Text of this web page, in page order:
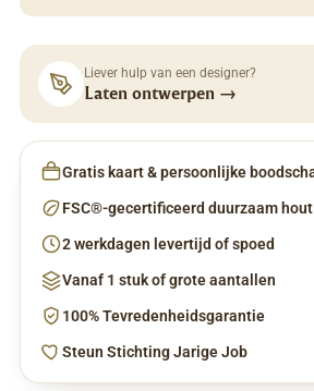
Liever hulp van een designer?
Laten ontwerpen →
Gratis kaart & persoonlijke
FSC®-gecertificeerd duurzaam hout
2 werkdagen levertijd of spoed
Vanaf 1 stuk of grote aantallen
100% Tevredenheidsgarantie
Steun Stichting Jarige Job